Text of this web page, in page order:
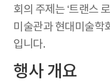
회의 주제는 ‘트랜스
미술관과 현대미술학
입니다.
행사 개요